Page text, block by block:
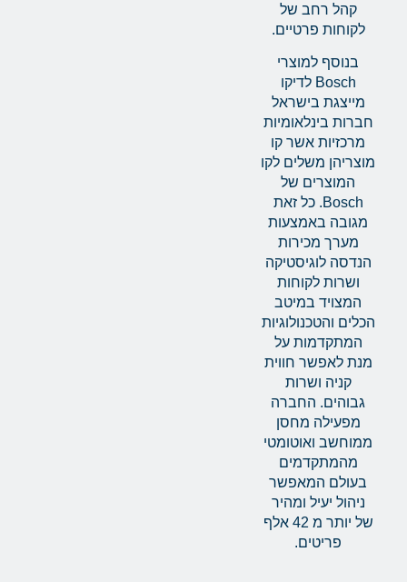
קהל רחב של
לקוחות פרטיים.
בנוסף למוצרי
Bosch לדיקו
מייצגת בישראל
חברות בינלאומיות
מרכזיות אשר קו
מוצריהן משלים לקו
המוצרים של
Bosch. כל זאת
מגובה באמצעות
מערך מכירות
הנדסה לוגיסטיקה
ושרות לקוחות
המצויד במיטב
הכלים והטכנולוגיות
המתקדמות על
מנת לאפשר חווית
קניה ושרות
גבוהים. החברה
מפעילה מחסן
ממוחשב ואוטומטי
מהמתקדמים
בעולם המאפשר
ניהול יעיל ומהיר
של יותר מ 42 אלף
פריטים.